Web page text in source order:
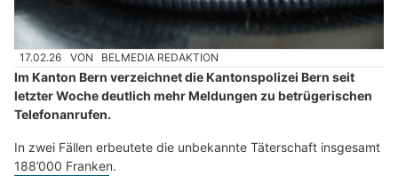
17.02.26 VON BELMEDIA REDAKTION
Im Kanton Bern verzeichnet die Kantonspolizei Bern seit
letzter Woche deutlich mehr Meldungen zu betrügerischen
Telefonanrufen.
In zwei Fällen erbeutete die unbekannte Täterschaft insgesamt
188’000 Franken.